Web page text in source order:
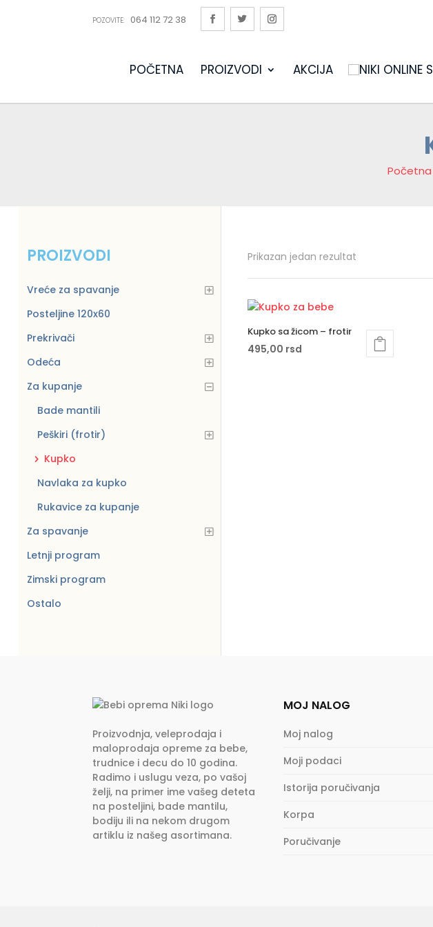
POZOVITE: 064 112 72 38
POČETNA PROIZVODI AKCIJA
Početna
Prikazan jedan rezultat
Kupko sa žicom – frotir
495,00 rsd
PROIZVODI
Vreće za spavanje
Posteljine 120x60
Prekrivači
Odeća
Za kupanje
Bade mantili
Peškiri (frotir)
Kupko
Navlaka za kupko
Rukavice za kupanje
Za spavanje
Letnji program
Zimski program
Ostalo
Proizvodnja, veleprodaja i
maloprodaja opreme za bebe,
trudnice i decu do 10 godina.
Radimo i uslugu veza, po vašoj
želji, na primer ime vašeg deteta
na posteljini, bade mantilu,
bodiju ili na nekom drugom
artiklu iz našeg asortimana.
MOJ NALOG
Moj nalog
Moji podaci
Istorija poručivanja
Korpa
Poručivanje